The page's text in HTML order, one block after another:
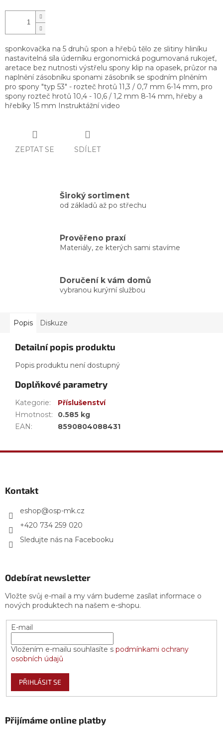
sponkovačka na 5 druhů spon a hřebů tělo ze slitiny hliníku
nastavitelná síla úderníku ergonomická pogumovaná rukojeť,
aretace bez nutnosti výstřelu spony klip na opasek, průzor na
naplnění zásobníku sponami zásobník se spodním plněním
pro spony "typ 53" - rozteč hrotů 11,3 / 0,7 mm 6-14 mm, pro
spony rozteč hrotů 10,4 - 10,6 / 1,2 mm 8-14 mm, hřeby a
hřebíky 15 mm Instruktážní video
ZEPTAT SE SDÍLET
Široký sortiment
od základů až po střechu
Prověřeno praxí
Materiály, ze kterých sami stavíme
Doručení k vám domů
vybranou kurýrní službou
Popis Diskuze
Detailní popis produktu
Popis produktu není dostupný
Doplňkové parametry
Kategorie:
Příslušenství
Hmotnost:
0.585 kg
EAN: 8590804088431
Kontakt
eshop@osp-mk.cz
+420 734 259 020
Sledujte nás na Facebooku
Odebírat newsletter
Vložte svůj e-mail a my vám budeme zasílat informace o
nových produktech na našem e-shopu.
E-mail
Vložením e-mailu souhlasíte s podmínkami ochrany
osobních údajů
PŘIHLÁSIT SE
Přijímáme online platby